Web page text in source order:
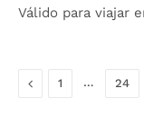
Válido para viajar
Anterior
1 … 24